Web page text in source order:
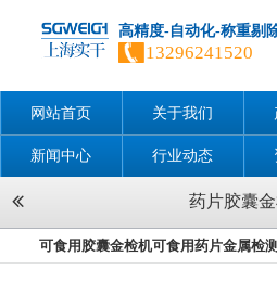
高精度-自动化-称重剔
13296241520
网站首页 关于我们
新闻中心 行业动态
药片胶囊
可食用胶囊金检机可食用药片金属检